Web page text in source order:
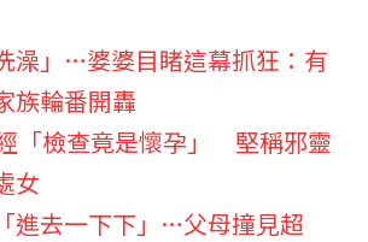
澡」…婆婆目睹這幕抓狂：有
輪番開轟
「檢查竟是懷孕」 堅稱邪靈
女
進去一下下」…父母撞見超